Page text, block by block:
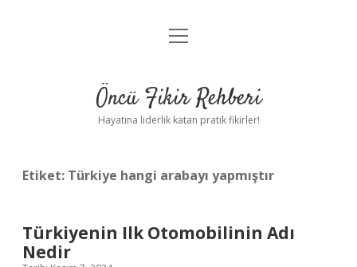
Anasayfa
Yasal Uyarı
menüyü
Öncü Fikir Rehberi
Hayatına liderlik katan pratik fikirler!
Etiket: Türkiye hangi arabayı yapmıştır
Türkiyenin Ilk Otomobilinin Adı
Nedir